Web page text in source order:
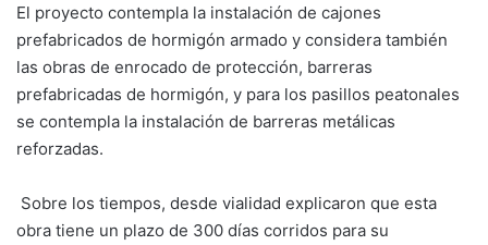
El proyecto contempla la instalación de cajones
prefabricados de hormigón armado y considera también
las obras de enrocado de protección, barreras
prefabricadas de hormigón, y para los pasillos peatonales
se contempla la instalación de barreras metálicas
reforzadas.
Sobre los tiempos, desde vialidad explicaron que esta
obra tiene un plazo de 300 días corridos para su